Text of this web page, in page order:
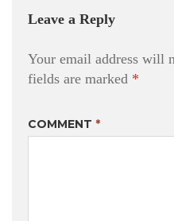
Leave a Reply
Your email address will
fields are marked *
COMMENT *